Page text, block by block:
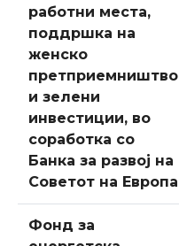
работни места,
поддршка на
женско
претприемништво
и зелени
инвестиции, во
соработка со
Банка за развој на
Советот на Европа
Фонд за